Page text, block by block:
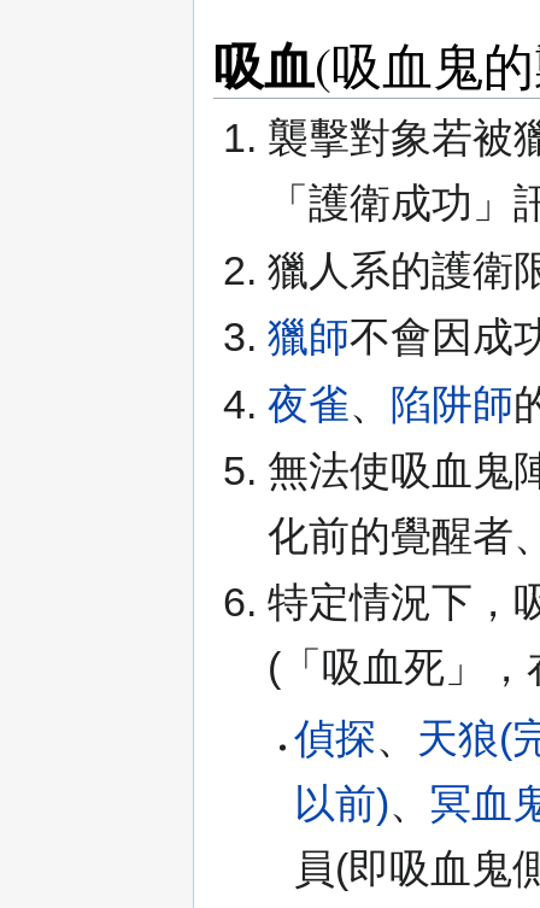
吸血(吸血鬼
襲擊對象若被
「護衛成功」
獵人系的護衛
獵師不會因成
夜雀、 陷阱師
無法使吸血鬼
化前的覺醒者
特定情況下，
(「吸血死」
偵探、 天狼(
以前)、 冥血
員(即吸血鬼